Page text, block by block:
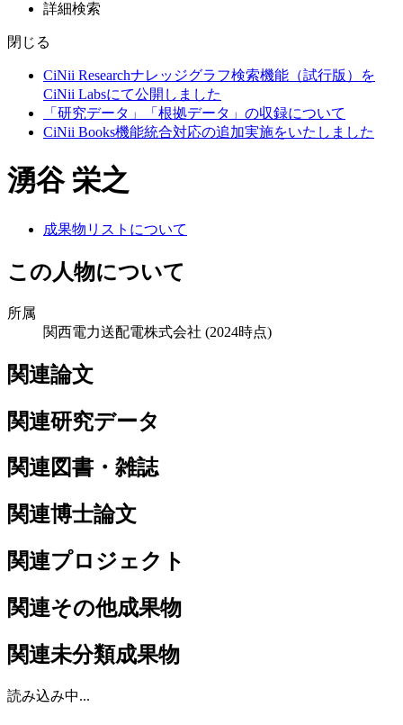
詳細検索
閉じる
CiNii Researchナレッジグラフ検索機能（試行版）を
CiNii Labsにて公開しました
「研究データ」「根拠データ」の収録について
CiNii Books機能統合対応の追加実施をいたしました
湧谷 栄之
成果物リストについて
この人物について
所属
関西電力送配電株式会社 (2024時点)
関連論文
関連研究データ
関連図書・雑誌
関連博士論文
関連プロジェクト
関連その他成果物
関連未分類成果物
読み込み中...